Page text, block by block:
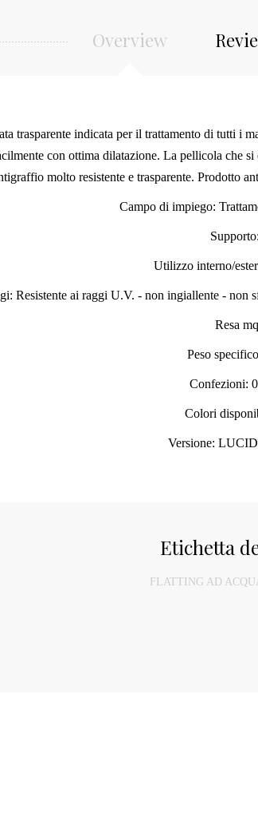
Overview
trasparente indicata per il trattamento di tutti i
con ottima dilatazione. La pellicola che
molto resistente e trasparente. Prodotto
Campo di impiego:
Utilizzo interno/
Resistente ai raggi U.V. - non ingiallente - non
Resa
Peso
Confezioni:
Colori
Versione:
Etichetta
FLATTING AD